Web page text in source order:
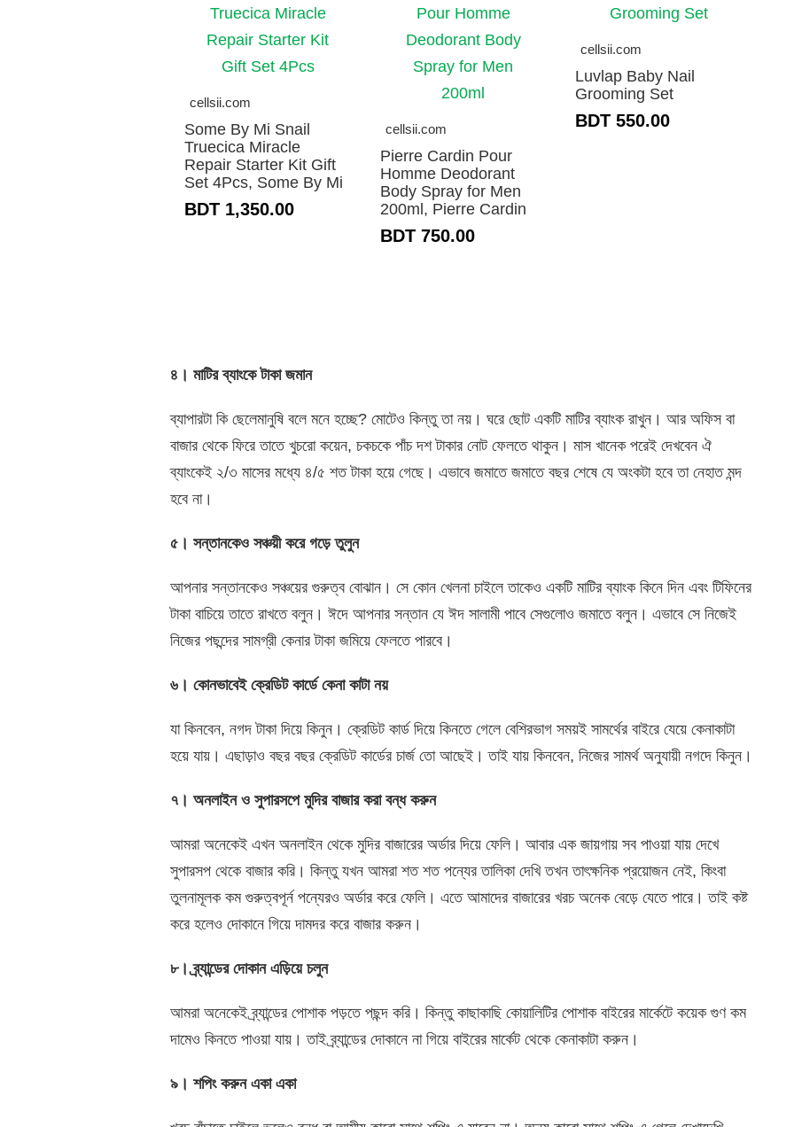
cellsii.com
Some By Mi Snail
Truecica Miracle
Repair Starter Kit Gift
Set 4Pcs, Some By Mi
BDT 1,350.00
cellsii.com
Pierre Cardin Pour
Homme Deodorant
Body Spray for Men
200ml, Pierre Cardin
BDT 750.00
cellsii.com
Luvlap Baby Nail
Grooming Set
BDT 550.00
৪। মাটির ব্যাংকে টাকা জমান
ব্যাপারটা কি ছেলেমানুষি বলে মনে হচ্ছে? মোটেও কিন্তু তা নয়। ঘরে ছোট একটি মাটির ব্যাংক রাখুন। আর অফিস বা
বাজার থেকে ফিরে তাতে খুচরো কয়েন, চকচকে পাঁচ দশ টাকার নোট ফেলতে থাকুন। মাস খানেক পরেই দেখবেন ঐ
ব্যাংকেই ২/৩ মাসের মধ্যে ৪/৫ শত টাকা হয়ে গেছে। এভাবে জমাতে জমাতে বছর শেষে যে অংকটা হবে তা নেহাত মন্দ
হবে না।
৫। সন্তানকেও সঞ্চয়ী করে গড়ে তুলুন
আপনার সন্তানকেও সঞ্চয়ের গুরুত্ব বোঝান। সে কোন খেলনা চাইলে তাকেও একটি মাটির ব্যাংক কিনে দিন এবং টিফিনের
টাকা বাচিয়ে তাতে রাখতে বলুন। ঈদে আপনার সন্তান যে ঈদ সালামী পাবে সেগুলোও জমাতে বলুন। এভাবে সে নিজেই
নিজের পছন্দের সামগ্রী কেনার টাকা জমিয়ে ফেলতে পারবে।
৬। কোনভাবেই ক্রেডিট কার্ডে কেনা কাটা নয়
যা কিনবেন, নগদ টাকা দিয়ে কিনুন। ক্রেডিট কার্ড দিয়ে কিনতে গেলে বেশিরভাগ সময়ই সামর্থের বাইরে যেয়ে কেনাকাটা
হয়ে যায়। এছাড়াও বছর বছর ক্রেডিট কার্ডের চার্জ তো আছেই। তাই যায় কিনবেন, নিজের সামর্থ অনুযায়ী নগদে কিনুন।
৭। অনলাইন ও সুপারসপে মুদির বাজার করা বন্ধ করুন
আমরা অনেকেই এখন অনলাইন থেকে মুদির বাজারের অর্ডার দিয়ে ফেলি। আবার এক জায়গায় সব পাওয়া যায় দেখে
সুপারসপ থেকে বাজার করি। কিন্তু যখন আমরা শত শত পন্যের তালিকা দেখি তখন তাৎক্ষনিক প্রয়োজন নেই, কিংবা
তুলনামূলক কম গুরুত্বপূর্ন পন্যেরও অর্ডার করে ফেলি। এতে আমাদের বাজারের খরচ অনেক বেড়ে যেতে পারে। তাই কষ্ট
করে হলেও দোকানে গিয়ে দামদর করে বাজার করুন।
৮। ব্র্যান্ডের দোকান এড়িয়ে চলুন
আমরা অনেকেই ব্র্যান্ডের পোশাক পড়তে পছন্দ করি। কিন্তু কাছাকাছি কোয়ালিটির পোশাক বাইরের মার্কেটে কয়েক গুণ কম
দামেও কিনতে পাওয়া যায়। তাই ব্র্যান্ডের দোকানে না গিয়ে বাইরের মার্কেট থেকে কেনাকাটা করুন।
৯। শপিং করুন একা একা